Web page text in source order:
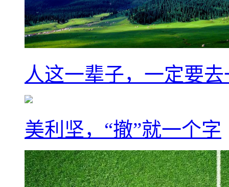
人这一辈子，一定要
美利坚，“撤”就一个字